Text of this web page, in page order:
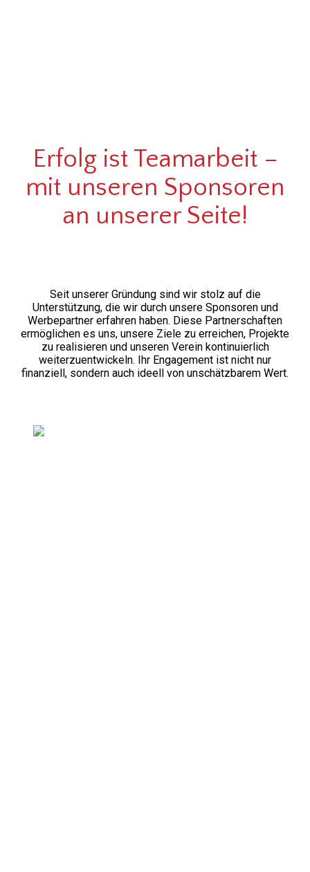
Erfolg ist Teamarbeit –
mit unseren Sponsoren
an unserer Seite!
Seit unserer Gründung sind wir stolz auf die
Unterstützung, die wir durch unsere Sponsoren und
Werbepartner erfahren haben. Diese Partnerschaften
ermöglichen es uns, unsere Ziele zu erreichen, Projekte
zu realisieren und unseren Verein kontinuierlich
weiterzuentwickeln. Ihr Engagement ist nicht nur
finanziell, sondern auch ideell von unschätzbarem Wert.